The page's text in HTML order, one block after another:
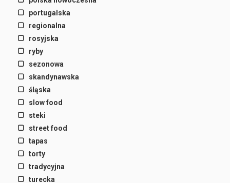
portugalska
regionalna
rosyjska
ryby
sezonowa
skandynawska
śląska
slow food
steki
street food
tapas
torty
tradycyjna
turecka